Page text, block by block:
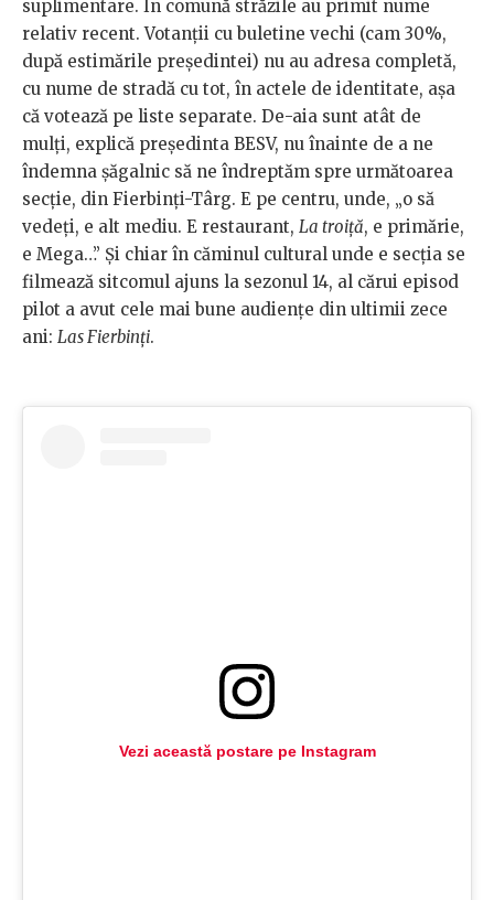
suplimentare. În comună străzile au primit nume
relativ recent. Votanții cu buletine vechi (cam 30%,
după estimările președintei) nu au adresa completă,
cu nume de stradă cu tot, în actele de identitate, așa
că votează pe liste separate. De-aia sunt atât de
mulți, explică președinta BESV, nu înainte de a ne
îndemna șăgalnic să ne îndreptăm spre următoarea
secție, din Fierbinți-Târg. E pe centru, unde, „o să
vedeți, e alt mediu. E restaurant, La troiță, e primărie,
e Mega…” Și chiar în căminul cultural unde e secția se
filmează sitcomul ajuns la sezonul 14, al cărui episod
pilot a avut cele mai bune audiențe din ultimii zece
ani: Las Fierbinți.
Vezi această postare pe Instagram